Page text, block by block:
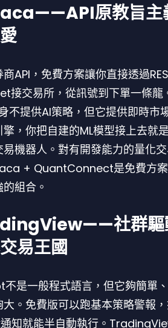
原教旨主
API，免費方案讓你直接透過
接交易所，從訊號到下單一條龍
不提供AI策略，但它提供即時市
，你把自建的ML模型接上去就
易機器人。對有開發能力的量化
+ QuantConnect是免費方
組合。
社群驅
易王國
是一般程式語言，但它夠簡單
。免費版可以跑基本策略警報
知就能半自動執行。